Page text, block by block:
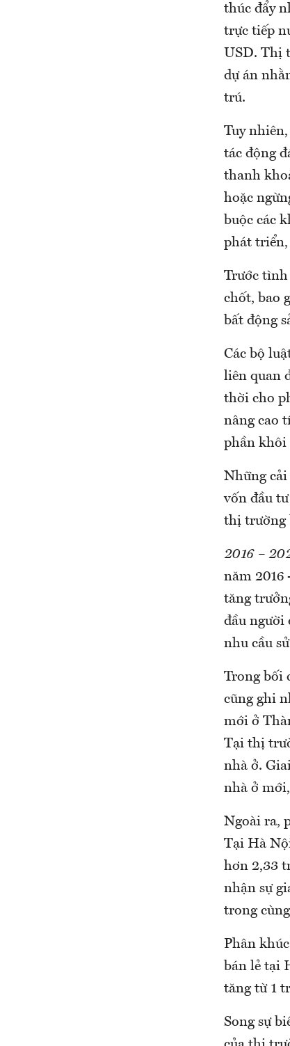
thúc đẩy
trực tiếp
USD. Thị
dự án
trú.
Tuy
tác động
thanh
hoặc
buộc các
phát triển,
Trước tình
chốt, bao
bất động
Các bộ
liên quan
thời cho
nâng cao
phần khôi
Những cải
vốn đầu
thị trường
2016 –
năm 2016
tăng
đầu người
nhu cầu
Trong bối
cũng ghi
mới ở
Tại thị
nhà ở.
nhà ở
Ngoài ra,
Tại Hà
hơn 2,33
nhận sự
trong
Phân
bán lẻ tại
tăng từ 1
Song sự